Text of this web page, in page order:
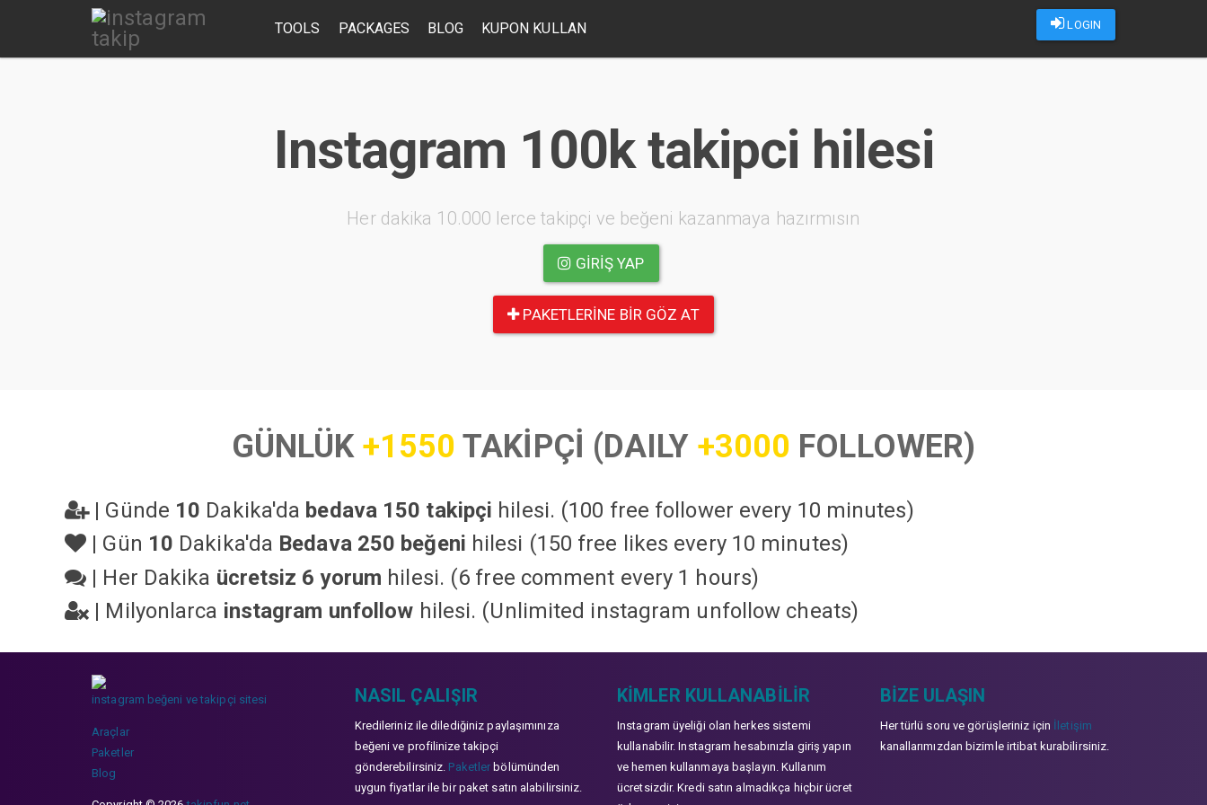
LOGIN
TOOLS PACKAGES BLOG KUPON KULLAN
Instagram 100k takipci hilesi
Her dakika 10.000 lerce takipçi ve beğeni kazanmaya hazırmısın
GIRIŞ YAP
PAKETLERINE BIR GÖZ AT
GÜNLÜK +1550 TAKİPÇİ (DAILY +3000 FOLLOWER)
| Günde 10 Dakika'da bedava 150 takipçi hilesi. (100 free follower every 10 minutes)
| Gün 10 Dakika'da Bedava 250 beğeni hilesi (150 free likes every 10 minutes)
| Her Dakika ücretsiz 6 yorum hilesi. (6 free comment every 1 hours)
| Milyonlarca instagram unfollow hilesi. (Unlimited instagram unfollow cheats)
instagram beğeni ve takipçi sitesi
Araçlar
Paketler
Blog
NASIL ÇALIŞIR
Kredileriniz ile dilediğiniz paylaşımınıza
beğeni ve profilinize takipçi
gönderebilirsiniz. Paketler bölümünden
uygun fiyatlar ile bir paket satın alabilirsiniz.
KIMLER KULLANABILIR
Instagram üyeliği olan herkes sistemi
kullanabilir. Instagram hesabınızla giriş yapın
ve hemen kullanmaya başlayın. Kullanım
ücretsizdir. Kredi satın almadıkça hiçbir ücret
BIZE ULAŞIN
Her türlü soru ve görüşleriniz için İletişim
kanallarımızdan bizimle irtibat kurabilirsiniz.